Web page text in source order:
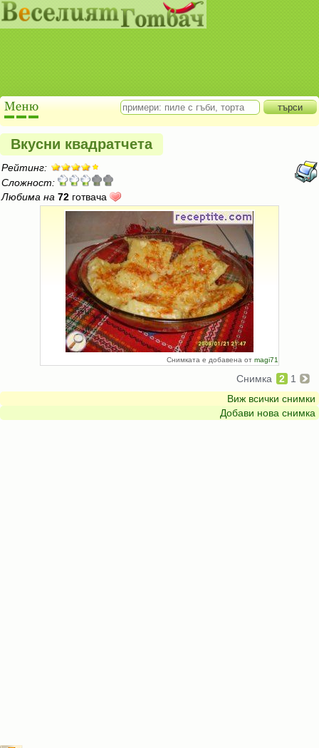
Вкусни квадратчета
Рейтинг:
Сложност:
Любима на 72 готвача
Снимката е добавена от magi71
Снимка 2
1
Виж всички снимки
Добави нова снимка